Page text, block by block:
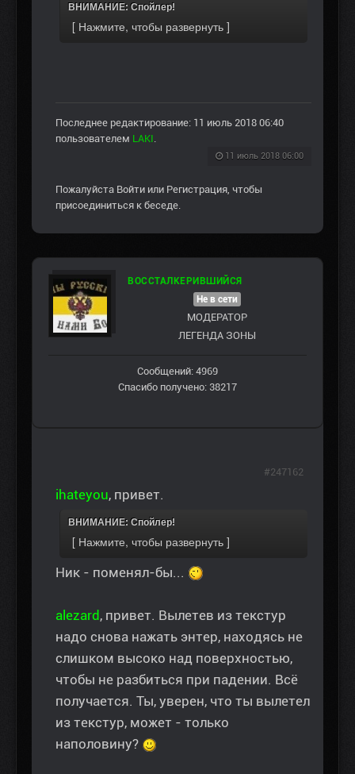
ВНИМАНИЕ: Спойлер!
Последнее редактирование: 11 июль 2018 06:40
пользователем LAKI
11 июль 2018 06:00
Пожалуйста Войти или Регистрация , чтобы
присоединиться к беседе.
ВОССТАЛКЕРИВШИЙСЯ
Не в сети
МОДЕРАТОР
ЛЕГЕНДА ЗОНЫ
Сообщений: 4969
Спасибо получено: 38217
ihateyou, привет.
ВНИМАНИЕ: Спойлер!
Ник - поменял-бы...
alezard, привет. Вылетев из текстур
надо снова нажать энтер, находясь не
слишком высоко над поверхностью,
чтобы не разбиться при падении. Всё
получается. Ты, уверен, что ты вылетел
из текстур, может - только
наполовину?
#247162